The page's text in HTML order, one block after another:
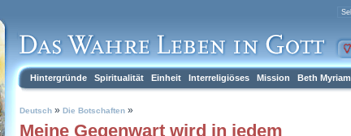
Hintergründe Spiritualität Einheit Interreligiöses Mission Beth Myriam
Deutsch » Die Botschaften »
Meine Gegenwart wird in jedem